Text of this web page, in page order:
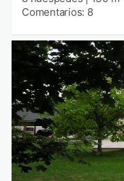
Comentarios: 8